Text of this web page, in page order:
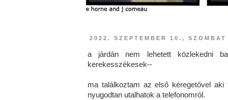
2022. SZEPTEMBER 10., SZOMBAT
a járdán nem lehetett közlekedni
kerekesszékesek--
ma találkoztam az első kéregetővel
nyugodtan utalhatok a telefonomról.